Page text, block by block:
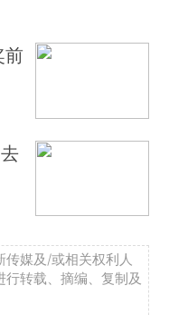
前
媒及/或相关权利人
转载、摘编、复制及